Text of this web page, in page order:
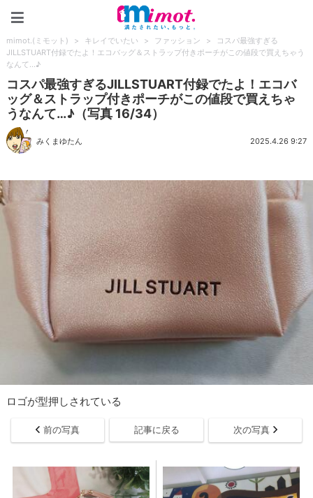
mimot.(ミモット) > キレイでいたい > ファッション >
コスパ最強すぎる
JILLSTUART付録でたよ！エコバッグ＆ストラップ付きポーチがこの値段で買えちゃう
なんて…♪
コスパ最強すぎるJILLSTUART付録でたよ！エコバ
ッグ＆ストラップ付きポーチがこの値段で買えちゃ
うなんて…♪（写真 16/34）
みくまゆたん 2025.4.26 9:27
ロゴが型押しされている
前の写真 記事に戻る 次の写真